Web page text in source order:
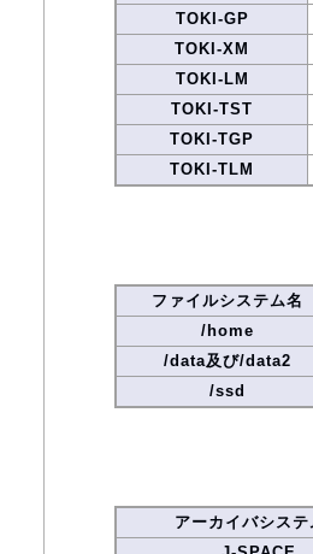
TOKI-GP
TOKI-XM
TOKI-LM
TOKI-TST
TOKI-TGP
TOKI-TLM
ファイルシステム名
/home
/data及び/data2
/ssd
アーカイバシステ